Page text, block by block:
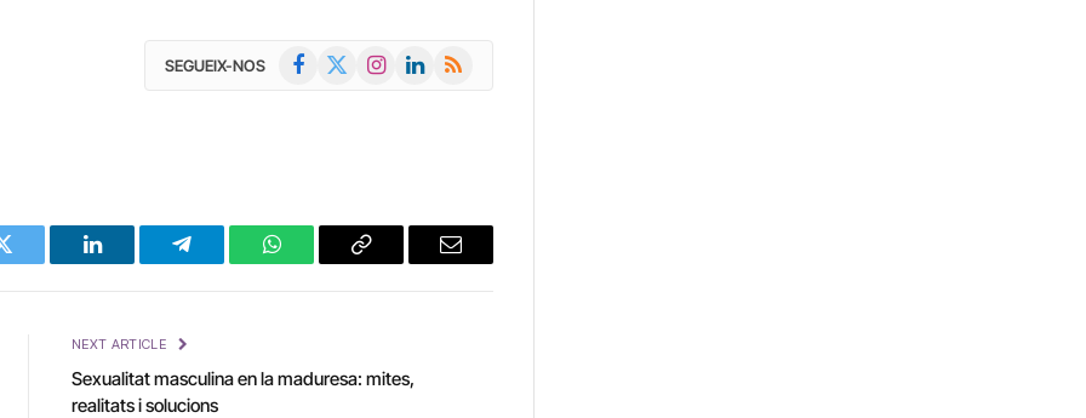
SEGUEIX-NOS Facebook InstagramLinkedIn
RSS
Twitter LinkedIn Telegram WhatsAppCopy
Email
NEXT ARTICLE
Sexualitat masculina en la maduresa: mites,
realitats i solucions